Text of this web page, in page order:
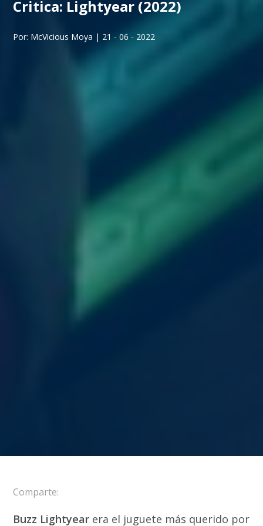
Critica: Lightyear (2022)
Por: McVicious Moya | 21 - 06 - 2022
Comparte:
Buzz Lightyear era el juguete más querido por